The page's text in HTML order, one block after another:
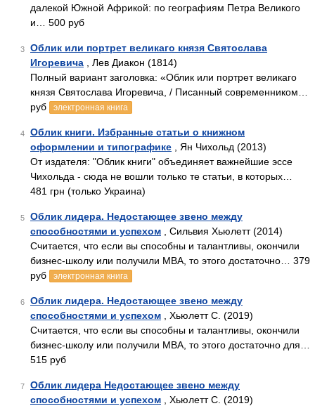
далекой Южной Африкой: по географиям Петра Великого
и… 500 руб
3
Облик или портрет великаго князя Святослава
Игоревича , Лев Диакон (1814)
Полный вариант заголовка: «Облик или портрет великаго
князя Святослава Игоревича, / Писанный современником…
руб
электронная книга
4
Облик книги. Избранные статьи о книжном
оформлении и типографике , Ян Чихольд (2013)
От издателя: "Облик книги" объединяет важнейшие эссе
Чихольда - сюда не вошли только те статьи, в которых…
481 грн (только Украина)
5
Облик лидера. Недостающее звено между
способностями и успехом , Сильвия Хьюлетт (2014)
Считается, что если вы способны и талантливы, окончили
бизнес-школу или получили MBA, то этого достаточно… 379
руб
электронная книга
6
Облик лидера. Недостающее звено между
способностями и успехом , Хьюлетт С. (2019)
Считается, что если вы способны и талантливы, окончили
бизнес-школу или получили MBA, то этого достаточно для…
515 руб
7
Облик лидера Недостающее звено между
способностями и успехом , Хьюлетт С. (2019)